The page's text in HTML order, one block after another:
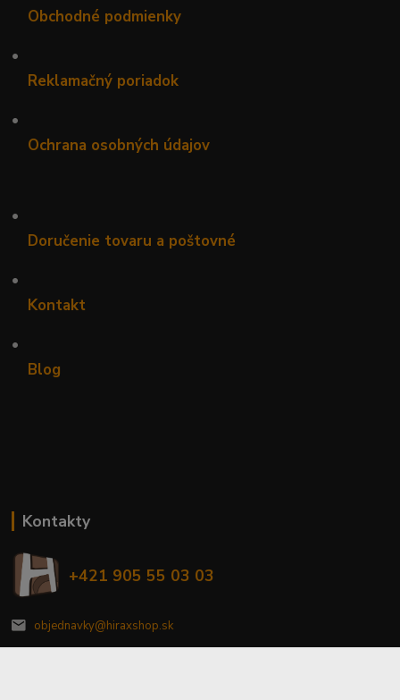
Obchodné podmienky
•
Reklamačný poriadok
•
Ochrana osobných údajov
•
Doručenie tovaru a poštovné
•
Kontakt
•
Blog
Kontakty
+421 905 55 03 03
objednavky@hiraxshop.sk